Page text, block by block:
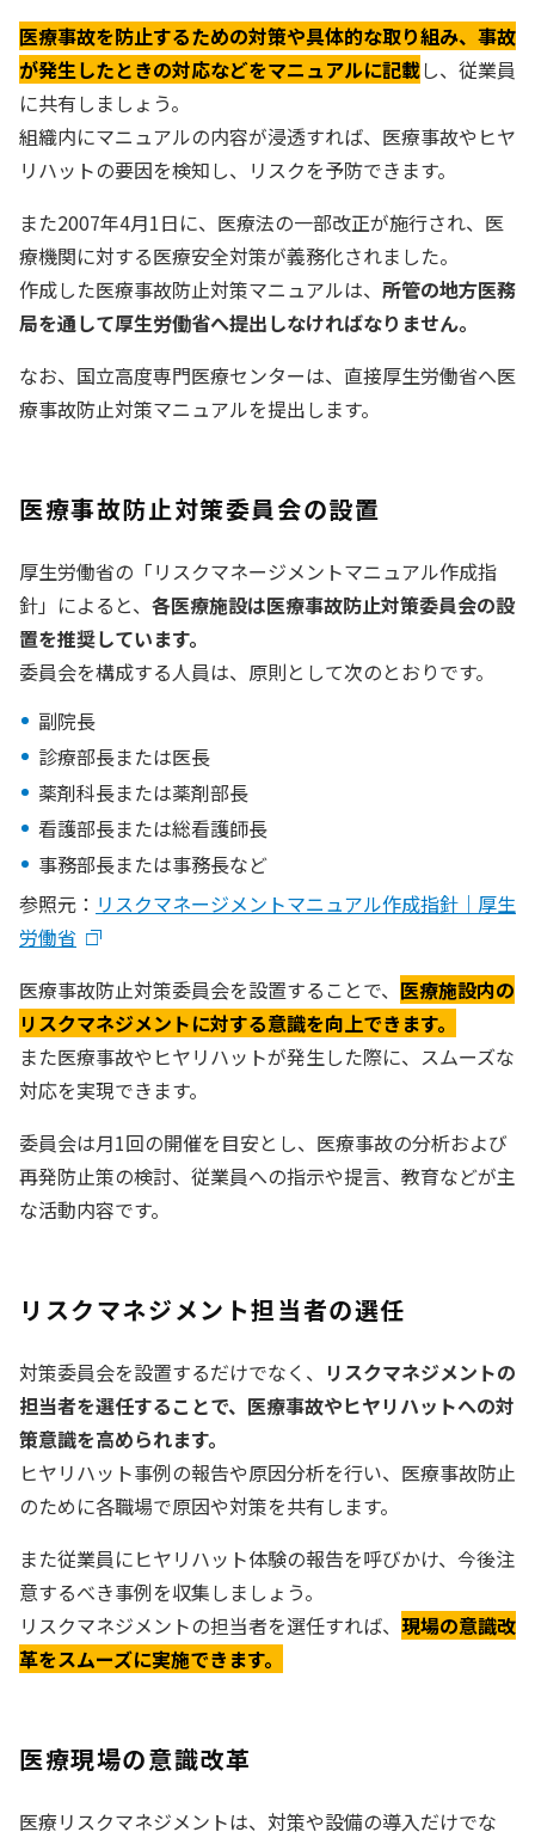
医療事故を防止するための対策や具体的な取り組み、事故
が発生したときの対応などをマニュアルに記載し、従業員
に共有しましょう。
組織内にマニュアルの内容が浸透すれば、医療事故やヒヤ
リハットの要因を検知し、リスクを予防できます。
また2007年4月1日に、医療法の一部改正が施行され、医
療機関に対する医療安全対策が義務化されました。
作成した医療事故防止対策マニュアルは、 所管の地方医務
局を通して厚生労働省へ提出しなければなりません。
なお、国立高度専門医療センターは、直接厚生労働省へ医
療事故防止対策マニュアルを提出します。
医療事故防止対策委員会の設置
厚生労働省の「リスクマネージメントマニュアル作成指
針」によると、 各医療施設は医療事故防止対策委員会の設
置を推奨しています。
委員会を構成する人員は、原則として次のとおりです。
副院長
診療部長または医長
薬剤科長または薬剤部長
看護部長または総看護師長
事務部長または事務長など
参照元： リスクマネージメントマニュアル作成指針｜厚生
労働省
医療事故防止対策委員会を設置することで、 医療施設内の
リスクマネジメントに対する意識を向上できます。
また医療事故やヒヤリハットが発生した際に、スムーズな
対応を実現できます。
委員会は月1回の開催を目安とし、医療事故の分析および
再発防止策の検討、従業員への指示や提言、教育などが主
な活動内容です。
リスクマネジメント担当者の選任
対策委員会を設置するだけでなく、 リスクマネジメントの
担当者を選任することで、医療事故やヒヤリハットへの対
策意識を高められます。
ヒヤリハット事例の報告や原因分析を行い、医療事故防止
のために各職場で原因や対策を共有します。
また従業員にヒヤリハット体験の報告を呼びかけ、今後注
意するべき事例を収集しましょう。
リスクマネジメントの担当者を選任すれば、 現場の意識改
革をスムーズに実施できます。
医療現場の意識改革
医療リスクマネジメントは、対策や設備の導入だけでな